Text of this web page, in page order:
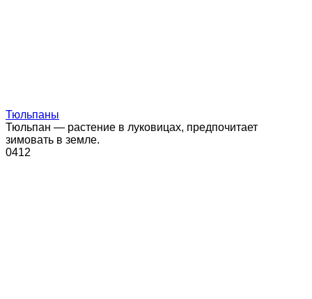
Тюльпаны
Тюльпан — растение в луковицах, предпочитает
зимовать в земле.
0412